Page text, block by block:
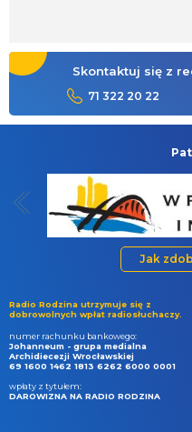
Skontaktuj się z
71 322 20 22
Jak
Radio Rodzina utrzymuje się z
dobrowolnych wpłat radiosłuchaczy.
numer rachunku bankowego:
Johanneum - grupa medialna
Archidiecezji Wrocławskiej
69 1600 1462 1813 6262 6000 0001
wpłaty z tytułem:
DAROWIZNA NA RADIO RODZINA